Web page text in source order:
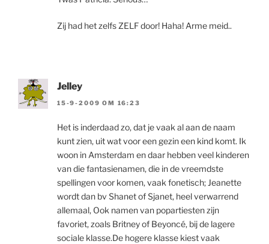
Zij had het zelfs ZELF door! Haha! Arme meid..
Jelley
15-9-2009 OM 16:23
Het is inderdaad zo, dat je vaak al aan de naam
kunt zien, uit wat voor een gezin een kind komt. Ik
woon in Amsterdam en daar hebben veel kinderen
van die fantasienamen, die in de vreemdste
spellingen voor komen, vaak fonetisch; Jeanette
wordt dan bv Shanet of Sjanet, heel verwarrend
allemaal, Ook namen van popartiesten zijn
favoriet, zoals Britney of Beyoncé, bij de lagere
sociale klasse.De hogere klasse kiest vaak